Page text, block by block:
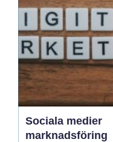
Sociala medier
marknadsföring